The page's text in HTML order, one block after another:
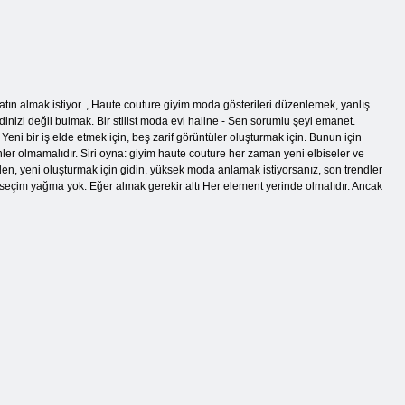
almak istiyor. , Haute couture giyim moda gösterileri düzenlemek, yanlış
değil bulmak. Bir stilist moda evi haline - Sen sorumlu şeyi emanet.
Yeni bir iş elde etmek için, beş zarif görüntüler oluşturmak için. Bunun için
olmamalıdır. Siri oyna: giyim haute couture her zaman yeni elbiseler ve
yeni oluşturmak için gidin. yüksek moda anlamak istiyorsanız, son trendler
yağma yok. Eğer almak gerekir altı Her element yerinde olmalıdır. Ancak